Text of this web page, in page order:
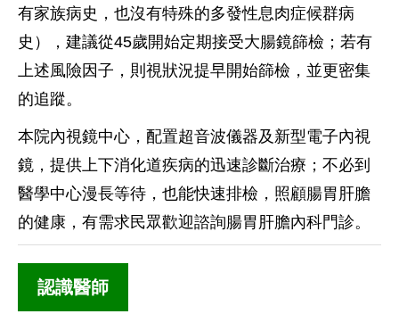
有家族病史，也沒有特殊的多發性息肉症候群病
史），建議從45歲開始定期接受大腸鏡篩檢；若有
上述風險因子，則視狀況提早開始篩檢，並更密集
的追蹤。
本院內視鏡中心，配置超音波儀器及新型電子內視
鏡，提供上下消化道疾病的迅速診斷治療；不必到
醫學中心漫長等待，也能快速排檢，照顧腸胃肝膽
的健康，有需求民眾歡迎諮詢腸胃肝膽內科門診。
認識醫師